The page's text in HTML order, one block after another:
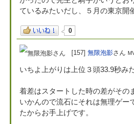
ているみたいだし、５月の東京開
0
[157] 無限泡影さん
いちよ上がりは上位３頭33.9秒み
着差はスタートした時の差がその
いかんので流石にそれは無理ゲー
たからお手上げです。